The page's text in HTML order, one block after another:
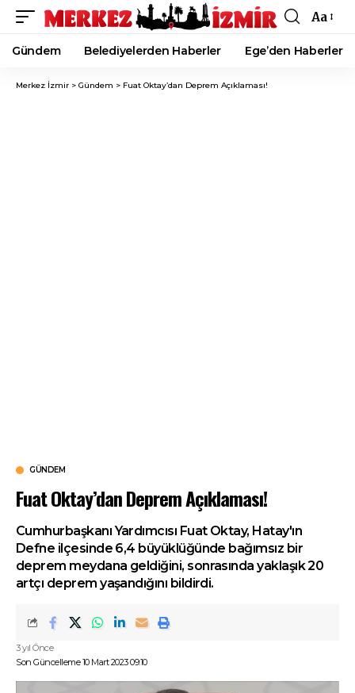
Font
Resizer
Aa
Gündem Belediyelerden Haberler Ege’den Haberler
Merkez İzmir > Gündem > Fuat Oktay’dan Deprem Açıklaması!
GÜNDEM
Fuat Oktay’dan Deprem Açıklaması!
Cumhurbaşkanı Yardımcısı Fuat Oktay, Hatay'ın
Defne ilçesinde 6,4 büyüklüğünde bağımsız bir
deprem meydana geldiğini, sonrasında yaklaşık 20
artçı deprem yaşandığını bildirdi.
Son Güncelleme 10 Mart 2023 09:10
3 yıl Önce